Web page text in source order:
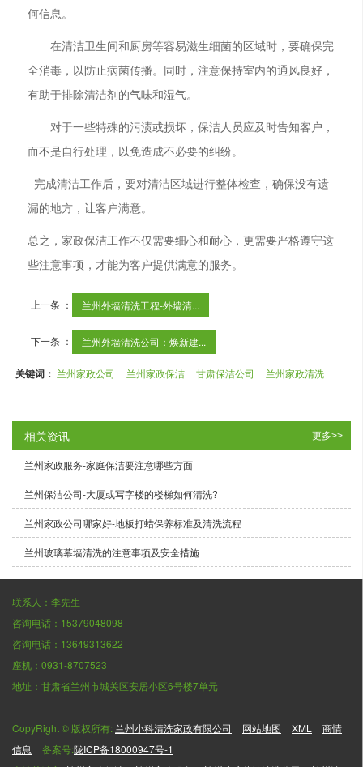
何信息。
在清洁卫生间和厨房等容易滋生细菌的区域时，要确保完
全消毒，以防止病菌传播。同时，注意保持室内的通风良好，
有助于排除清洁剂的气味和湿气。
对于一些特殊的污渍或损坏，保洁人员应及时告知客户，
而不是自行处理，以免造成不必要的纠纷。
完成清洁工作后，要对清洁区域进行整体检查，确保没有遗
漏的地方，让客户满意。
总之，家政保洁工作不仅需要细心和耐心，更需要严格遵守这
些注意事项，才能为客户提供满意的服务。
上一条 ： 兰州外墙清洗工程-外墙清...
下一条 ： 兰州外墙清洗公司：焕新建...
关键词： 兰州家政公司 兰州家政保洁 甘肃保洁公司 兰州家政清洗
相关资讯 更多>>
兰州家政服务-家庭保洁要注意哪些方面
兰州保洁公司-大厦或写字楼的楼梯如何清洗?
兰州家政公司哪家好-地板打蜡保养标准及清洗流程
兰州玻璃幕墙清洗的注意事项及安全措施
联系人：李先生
咨询电话：15379048098
咨询电话：13649313622
座机：0931-8707523
地址：甘肃省兰州市城关区安居小区6号楼7单元
CopyRight © 版权所有: 兰州小科清洗家政有限公司 网站地图 XML
商情
信息
备案号:陇ICP备18000947号-1